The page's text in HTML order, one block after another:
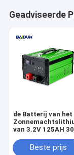
Geadviseerde
de Batterij van het
van 3.2V 125AH
Beste prijs